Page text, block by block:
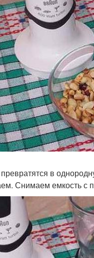
превратятся в
Снимаем емкость с